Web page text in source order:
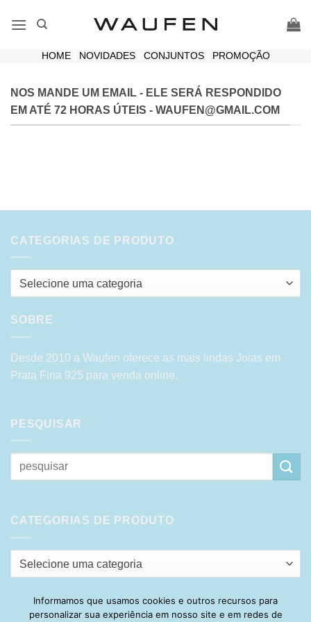
HOME| NOVIDADES| CONJUNTOS| PROMOÇÃO
NOS MANDE UM EMAIL - ELE SERÁ RESPONDIDO
EM ATÉ 72 HORAS ÚTEIS - WAUFEN@GMAIL.COM
CATEGORIAS DE PRODUTO
Selecione uma categoria
SOBRE
Desde 2010 a Waufen oferece as mais lindas Joias em
Prata Fina 925 para venda online.
PESQUISAR
Pesquisar
por:
CATEGORIAS DE PRODUTO
Selecione uma categoria
Visa PayPal Stripe MasterCard
Cash
Informamos que usamos cookies e outros recursos para
personalizar sua experiência em nosso site e em redes de